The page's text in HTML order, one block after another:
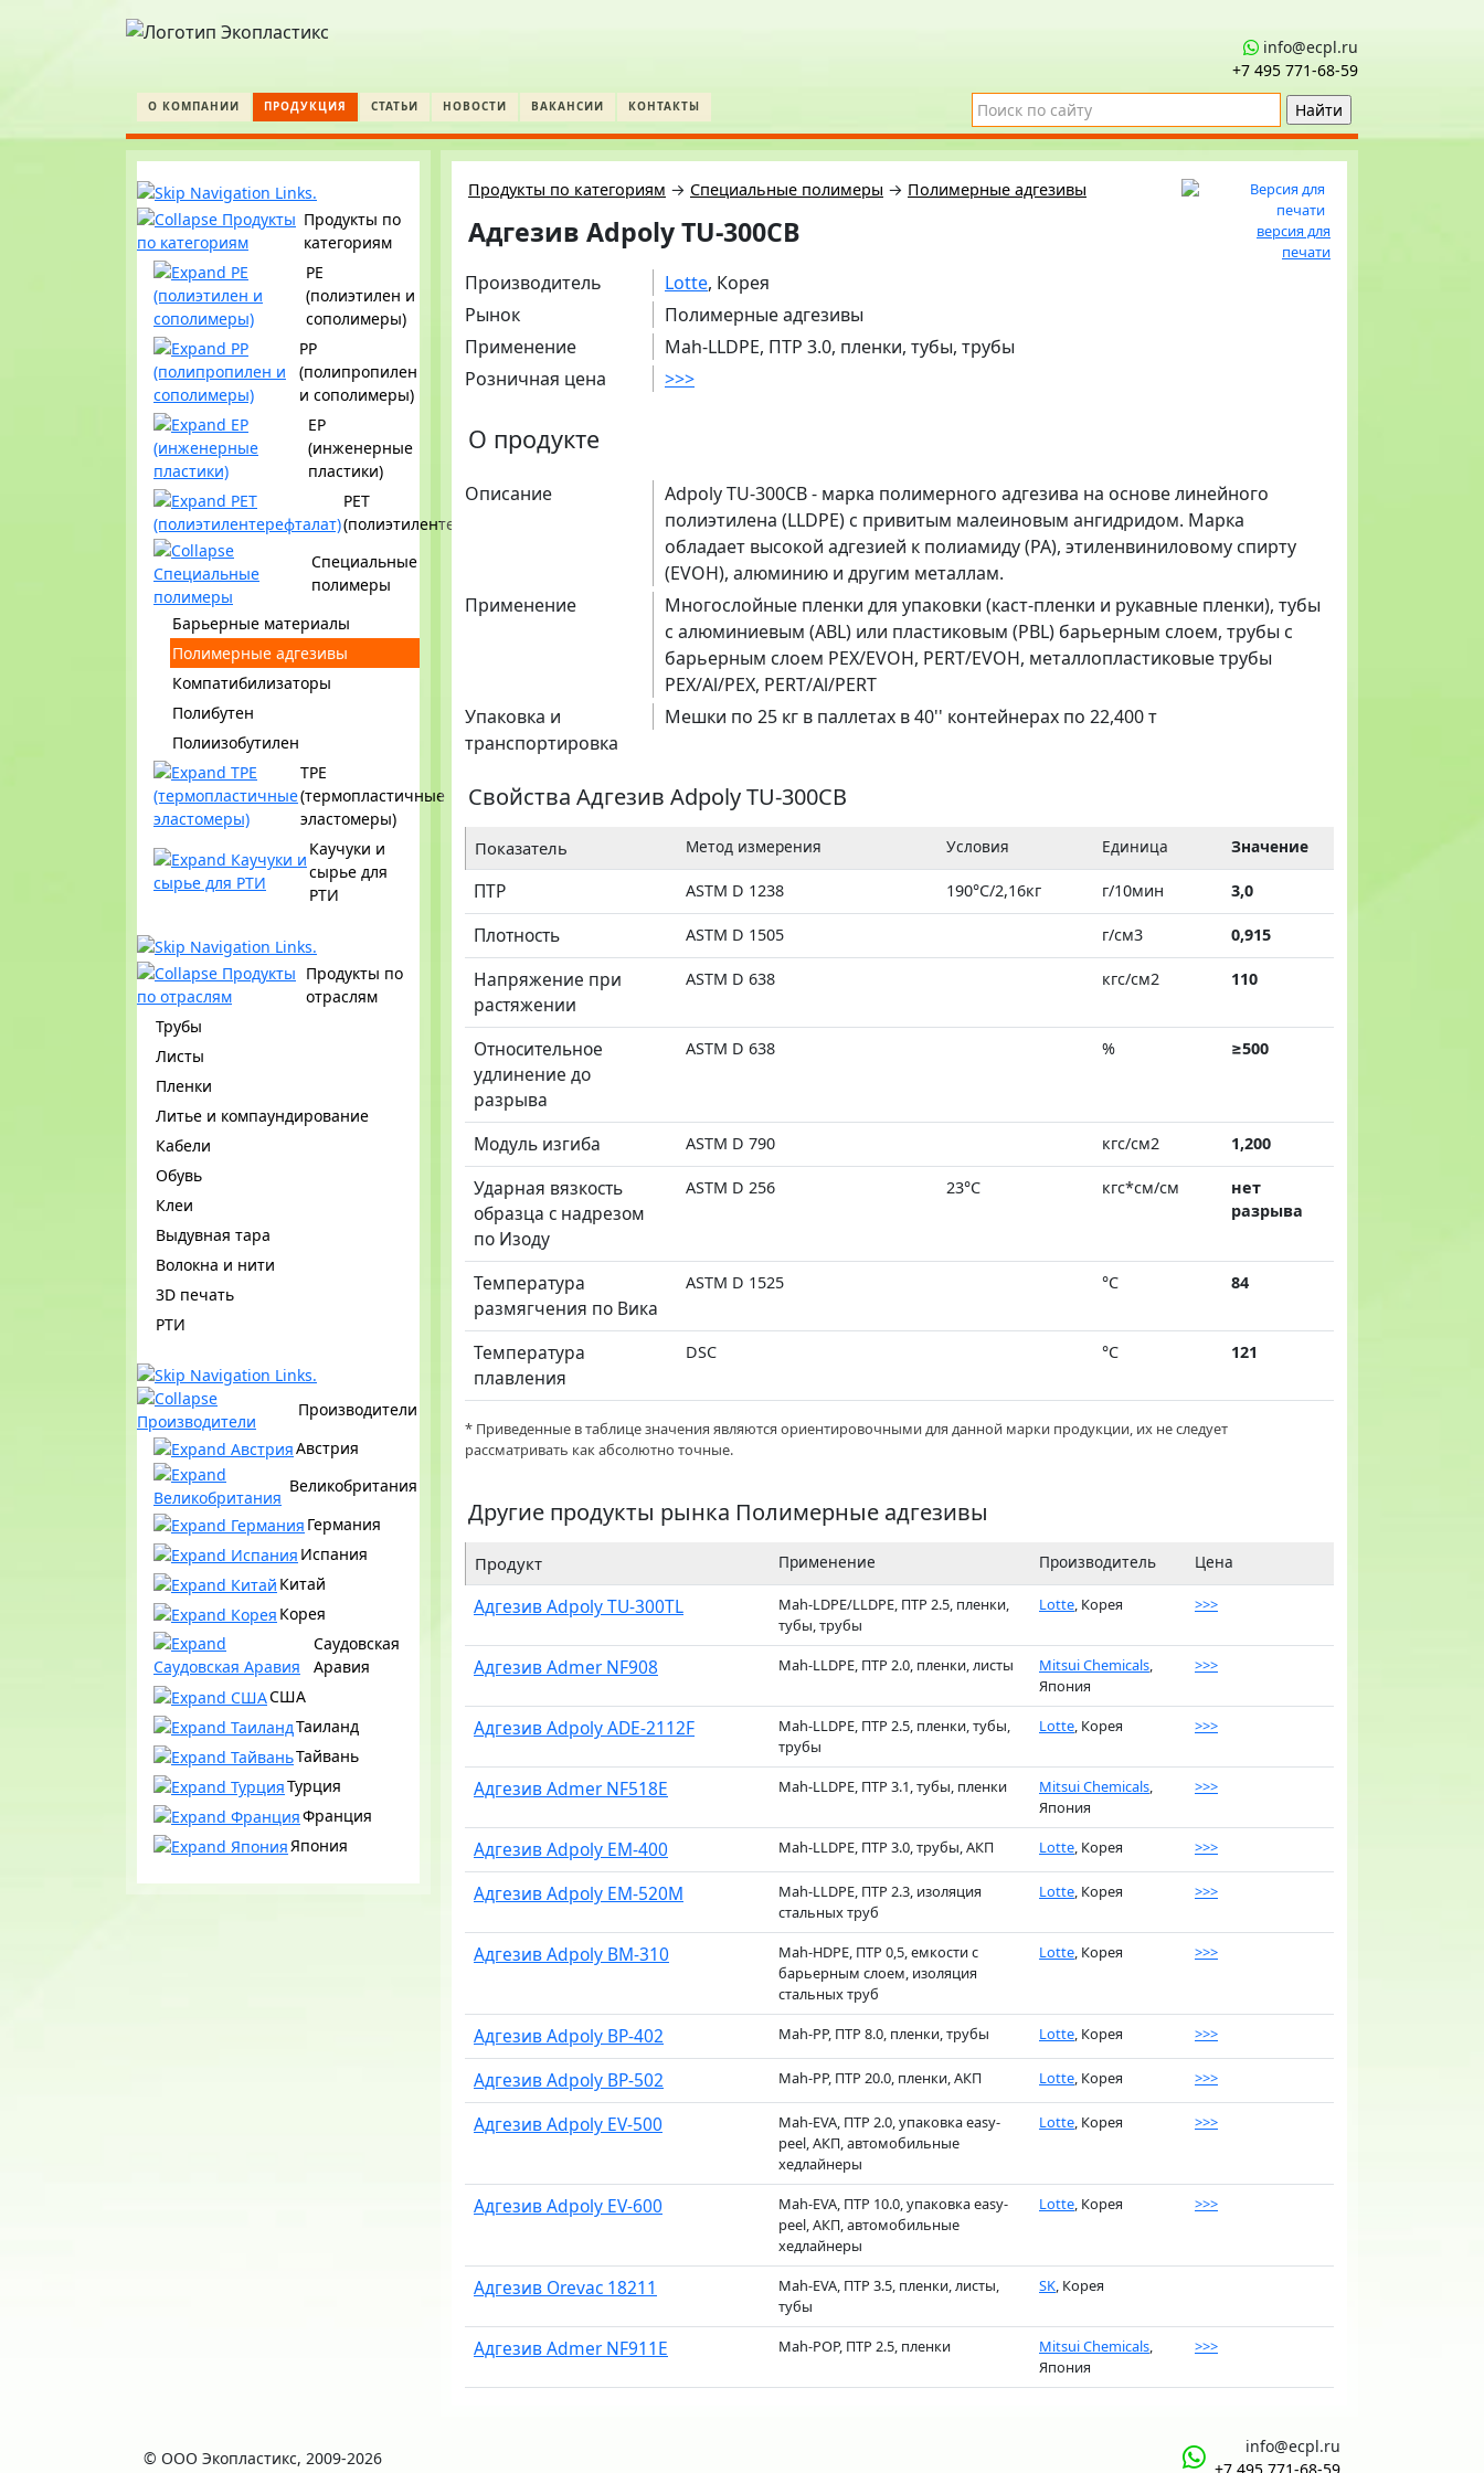
info@ecpl.ru
+7 495 771‑68-59
О КОМПАНИИ ПРОДУКЦИЯ СТАТЬИ НОВОСТИ ВАКАНСИИ КОНТАКТЫ
Продукты по
категориям
PE
(полиэтилен и
сополимеры)
PP
(полипропилен
и сополимеры)
EP
(инженерные
пластики)
PET
(полиэтилентерефталат)
Специальные
полимеры
Барьерные материалы
Полимерные адгезивы
Компатибилизаторы
Полибутен
Полиизобутилен
TPE
(термопластичные
эластомеры)
Каучуки и
сырье для
РТИ
Продукты по
отраслям
Трубы
Листы
Пленки
Литье и компаундирование
Кабели
Обувь
Клеи
Выдувная тара
Волокна и нити
3D печать
РТИ
Производители
Австрия
Великобритания
Германия
Испания
Китай
Корея
Саудовская
Аравия
США
Таиланд
Тайвань
Турция
Франция
Япония
Продукты по категориям → Специальные полимеры → Полимерные адгезивы
версия для
печати
Адгезив Adpoly TU-300CB
Производитель Lotte, Корея
Рынок
Полимерные адгезивы
Применение
Mah-LLDPE, ПТР 3.0, пленки, тубы, трубы
Розничная цена
>>>
О продукте
Описание
Adpoly TU-300CB - марка полимерного адгезива на основе линейного
полиэтилена (LLDPE) с привитым малеиновым ангидридом. Марка
обладает высокой адгезией к полиамиду (PA), этиленвиниловому спирту
(EVOH), алюминию и другим металлам.
Применение
Многослойные пленки для упаковки (каст-пленки и рукавные пленки), тубы
с алюминиевым (ABL) или пластиковым (PBL) барьерным слоем, трубы с
барьерным слоем PEX/EVOH, PERT/EVOH, металлопластиковые трубы
PEX/Al/PEX, PERT/Al/PERT
Упаковка и
транспортировка
Мешки по 25 кг в паллетах в 40'' контейнерах по 22,400 т
Свойства Адгезив Adpoly TU-300CB
Показатель Метод измерения Условия Единица Значение
ПТР ASTM D 1238 190°C/2,16кг г/10мин 3,0
Плотность ASTM D 1505 г/см3 0,915
Напряжение при
растяжении
ASTM D 638 кгс/см2 110
Относительное
удлинение до
разрыва
ASTM D 638 % ≥500
Модуль изгиба ASTM D 790 кгс/см2 1,200
Ударная вязкость
образца с надрезом
по Изоду
ASTM D 256 23°C кгс*см/см
нет
разрыва
Температура
размягчения по Вика
ASTM D 1525 °C 84
Температура
плавления
DSC °C 121
* Приведенные в таблице значения являются ориентировочными для данной марки продукции, их не следует
рассматривать как абсолютно точные.
Другие продукты рынка Полимерные адгезивы
Продукт Применение Производитель Цена
Адгезив Adpoly TU-300TL
Mah-LDPE/LLDPE, ПТР 2.5, пленки,
тубы, трубы
Lotte, Корея >>>
Адгезив Admer NF908 Mah-LLDPE, ПТР 2.0, пленки, листы Mitsui Chemicals,
Япония
>>>
Адгезив Adpoly ADE-2112F
Mah-LLDPE, ПТР 2.5, пленки, тубы,
трубы
Lotte, Корея >>>
Адгезив Admer NF518E Mah-LLDPE, ПТР 3.1, тубы, пленки Mitsui Chemicals,
Япония
>>>
Адгезив Adpoly EM-400 Mah-LLDPE, ПТР 3.0, трубы, АКП Lotte, Корея >>>
Адгезив Adpoly EM-520M
Mah-LLDPE, ПТР 2.3, изоляция
стальных труб
Lotte, Корея >>>
Адгезив Adpoly BM-310
Mah-HDPE, ПТР 0,5, емкости с
барьерным слоем, изоляция
стальных труб
Lotte, Корея >>>
Адгезив Adpoly BP-402 Mah-PP, ПТР 8.0, пленки, трубы Lotte, Корея >>>
Адгезив Adpoly BP-502 Mah-PP, ПТР 20.0, пленки, АКП Lotte, Корея >>>
Адгезив Adpoly EV-500
Mah-EVA, ПТР 2.0, упаковка easy-
peel, АКП, автомобильные
хедлайнеры
Lotte, Корея >>>
Адгезив Adpoly EV-600
Mah-EVA, ПТР 10.0, упаковка easy-
peel, АКП, автомобильные
хедлайнеры
Lotte, Корея >>>
Адгезив Orevac 18211
Mah-EVA, ПТР 3.5, пленки, листы,
тубы
SK, Корея
Адгезив Admer NF911E Mah-POP, ПТР 2.5, пленки Mitsui Chemicals,
Япония
>>>
© ООО Экопластикс, 2009-2026
info@ecpl.ru